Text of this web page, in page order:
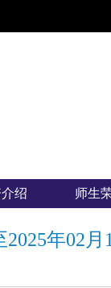
绍 师生
年02月